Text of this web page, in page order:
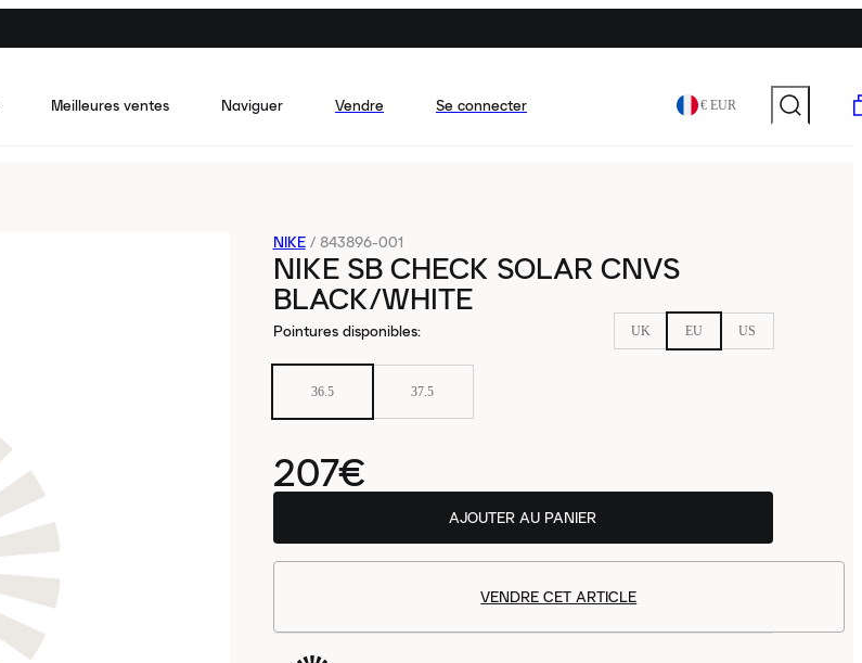
Meilleures ventes Naviguer Vendre Se connecter € EUR
NIKE / 843896-001
NIKE SB CHECK SOLAR CNVS
BLACK/WHITE
Pointures disponibles: UK EU US
36.5 37.5
207€
AJOUTER AU PANIER
VENDRE CET ARTICLE